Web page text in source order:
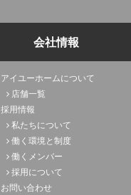
会社情報
アイユーホームについて
店舗一覧
採用情報
私たちについて
働く環境と制度
働くメンバー
採用について
お問い合わせ